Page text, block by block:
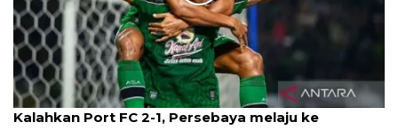
Kalahkan Port FC 2-1, Persebaya melaju ke